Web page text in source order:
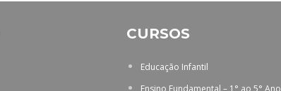
CURSOS
Educação Infantil
Ensino Fundamental – 1° ao 5° Ano